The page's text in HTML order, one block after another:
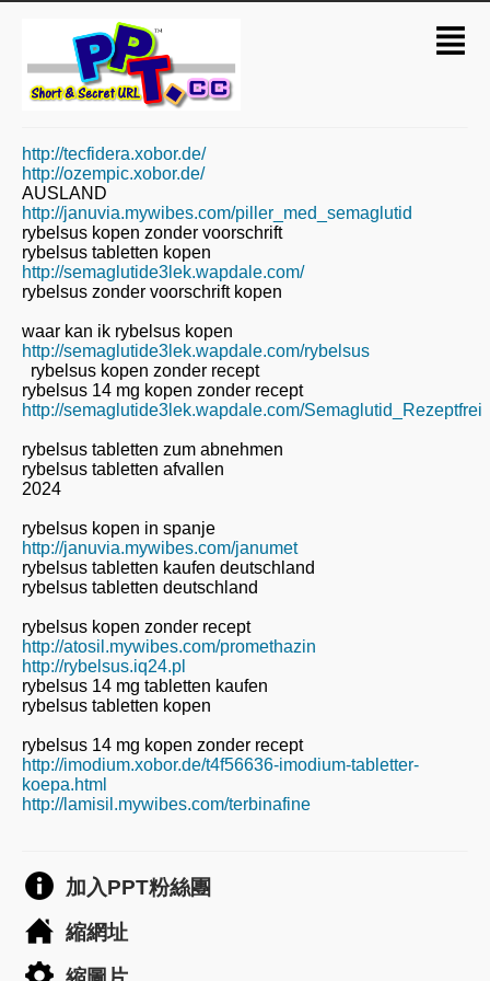
http://tecfidera.xobor.de/
http://ozempic.xobor.de/
AUSLAND
http://januvia.mywibes.com/piller_med_semaglutid
rybelsus kopen zonder voorschrift
rybelsus tabletten kopen
http://semaglutide3lek.wapdale.com/
rybelsus zonder voorschrift kopen
waar kan ik rybelsus kopen
http://semaglutide3lek.wapdale.com/rybelsus
rybelsus kopen zonder recept
rybelsus 14 mg kopen zonder recept
http://semaglutide3lek.wapdale.com/Semaglutid_Rezeptfrei
rybelsus tabletten zum abnehmen
rybelsus tabletten afvallen
2024
rybelsus kopen in spanje
http://januvia.mywibes.com/janumet
rybelsus tabletten kaufen deutschland
rybelsus tabletten deutschland
rybelsus kopen zonder recept
http://atosil.mywibes.com/promethazin
http://rybelsus.iq24.pl
rybelsus 14 mg tabletten kaufen
rybelsus tabletten kopen
rybelsus 14 mg kopen zonder recept
http://imodium.xobor.de/t4f56636-imodium-tabletter-
koepa.html
http://lamisil.mywibes.com/terbinafine
加入PPT粉絲團
縮網址